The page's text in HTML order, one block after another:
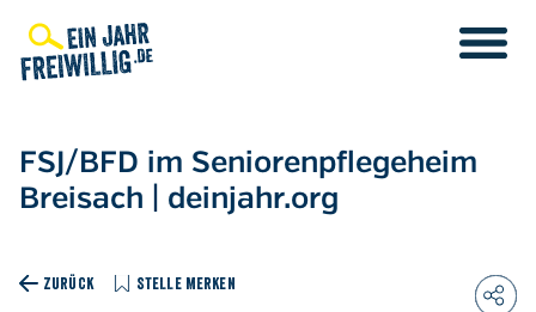
zum
Inhalt
FSJ/BFD im Seniorenpflegeheim
Breisach | deinjahr.org
ZURÜCK STELLE MERKEN